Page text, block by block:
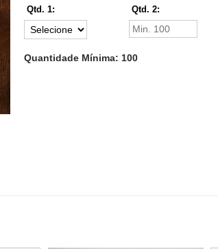
Qtd. 1: Qtd. 2:
Quantidade Mínima: 100